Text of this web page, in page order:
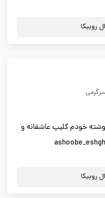
روبیکا
خودم کلیپ عاشقانه و
روبیکا